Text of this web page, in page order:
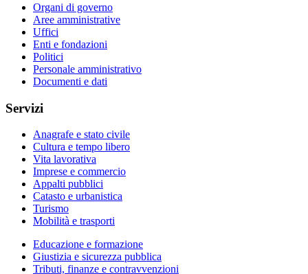
Organi di governo
Aree amministrative
Uffici
Enti e fondazioni
Politici
Personale amministrativo
Documenti e dati
Servizi
Anagrafe e stato civile
Cultura e tempo libero
Vita lavorativa
Imprese e commercio
Appalti pubblici
Catasto e urbanistica
Turismo
Mobilità e trasporti
Educazione e formazione
Giustizia e sicurezza pubblica
Tributi, finanze e contravvenzioni